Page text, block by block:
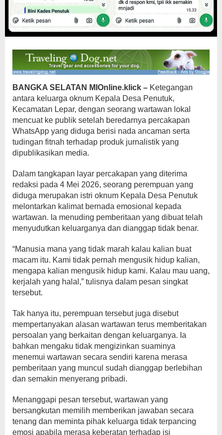
BANGKA SELATAN MIOnline.klick – Ketegangan
antara keluarga oknum Kepala Desa Penutuk,
Kecamatan Lepar, dengan seorang wartawan lokal
mencuat ke publik setelah beredarnya percakapan
WhatsApp yang diduga berisi nada ancaman serta
tudingan fitnah terhadap produk jurnalistik yang
dipublikasikan media.
Dalam tangkapan layar percakapan yang diterima
redaksi pada 4 Mei 2026, seorang perempuan yang
diduga merupakan istri oknum Kepala Desa Penutuk
melontarkan kalimat bernada emosional kepada
wartawan. Ia menuding pemberitaan yang dibuat telah
menyudutkan keluarganya dan dianggap tidak benar.
“Manusia mana yang tidak marah kalau kalian buat
macam itu. Kami tidak pernah mengusik hidup kalian,
mengapa kalian mengusik hidup kami. Kalau mau uang,
kerjalah yang halal,” tulisnya dalam pesan singkat
tersebut.
Tak hanya itu, perempuan tersebut juga disebut
mempertanyakan alasan wartawan terus memberitakan
persoalan yang berkaitan dengan keluarganya. Ia
bahkan mengaku tidak mengizinkan suaminya
menemui wartawan secara sendiri karena merasa
pemberitaan yang muncul sudah dianggap berlebihan
dan semakin menyerang pribadi.
Menanggapi pesan tersebut, wartawan yang
bersangkutan memilih memberikan jawaban secara
tenang dan meminta pihak keluarga tidak terpancing
emosi apabila merasa keberatan terhadap isi